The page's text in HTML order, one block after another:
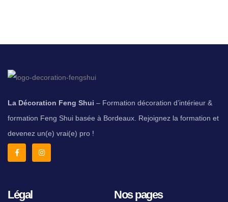
La Décoration Feng Shui – Formation décoration d’intérieur &
formation Feng Shui basée à Bordeaux. Rejoignez la formation et
devenez un(e) vrai(e) pro !
Légal Nos pages